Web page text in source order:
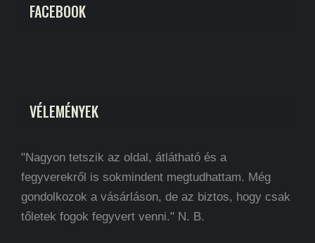
FACEBOOK
VÉLEMÉNYEK
"Nagyon tetszik az oldal, átlátható és a
fegyverekről is sokmindent megtudhattam. Még
gondolkozok a vásárláson, de az biztos, hogy csak
tőletek fogok fegyvert venni." N. B.